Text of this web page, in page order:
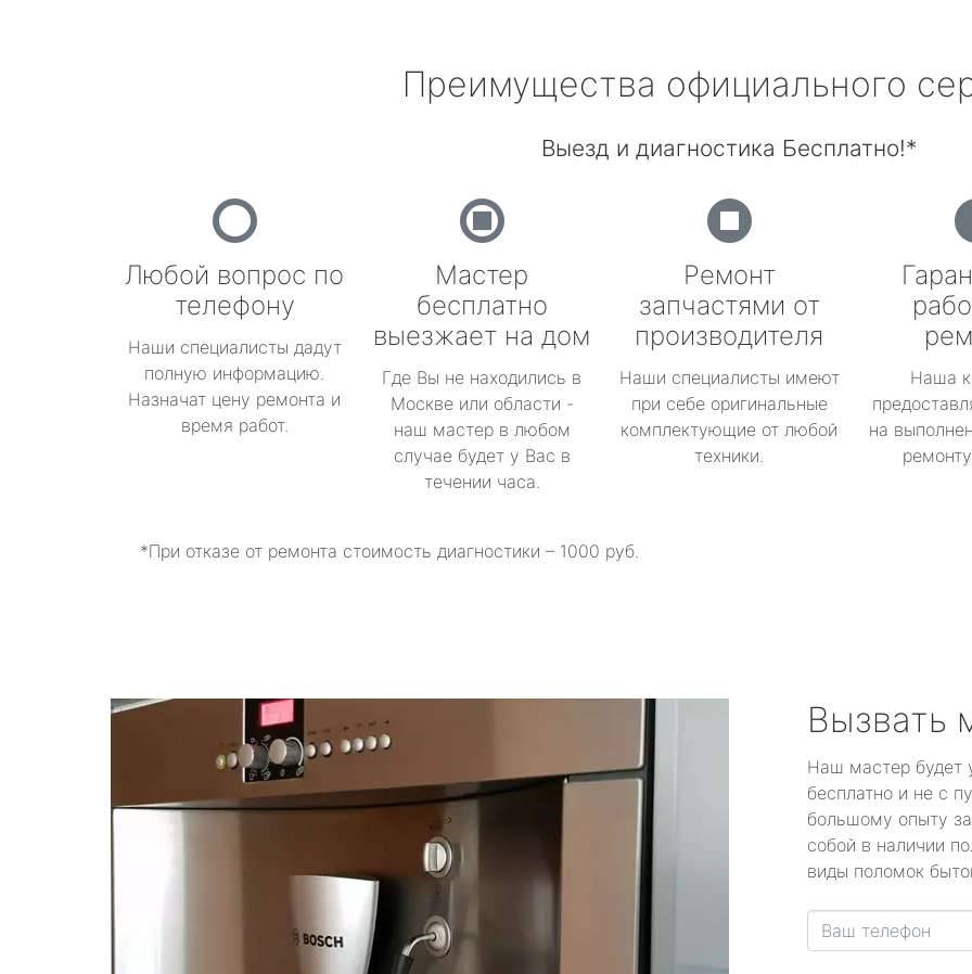
Преимущества официального
Выезд и диагностика Бесплатно!*
Любой вопрос по
телефону
Наши специалисты дадут
полную информацию.
Назначат цену ремонта и
время работ.
Мастер
бесплатно
выезжает на дом
Где Вы не находились в
Москве или области -
наш мастер в любом
случае будет у Вас в
течении часа.
Ремонт
запчастями от
производителя
Наши специалисты имеют
при себе оригинальные
комплектующие от любой
техники.
Наша
на
*При отказе от ремонта стоимость диагностики – 1000 руб.
Вызвать
Наш мастер будет
бесплатно и не с
большому опыту
собой в наличии
виды поломок